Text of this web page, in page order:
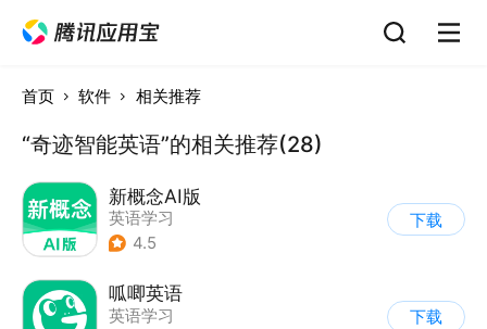
首页 软件 相关推荐
“奇迹智能英语”的相关推荐(28)
新概念AI版
英语学习
4.5
下载
呱唧英语
英语学习
下载